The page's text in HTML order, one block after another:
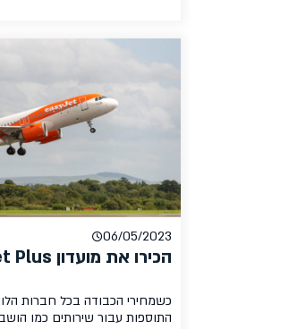
והוצאות מחייה. הבדיקה שלנו
06/05/2023
הכירו את מועדון easyJet Plus
כשמחירי הכבודה בכל חברות
התוספות עבור שירותים כמו